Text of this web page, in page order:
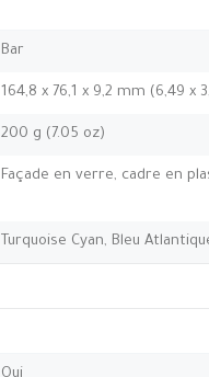
Bar
164,8 x 76,1 x 9,2 mm (6,49 x
200 g (7.05 oz)
Façade en verre, cadre en
Turquoise Cyan, Bleu